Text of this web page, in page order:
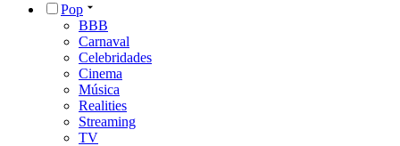
Pop
BBB
Carnaval
Celebridades
Cinema
Música
Realities
Streaming
TV